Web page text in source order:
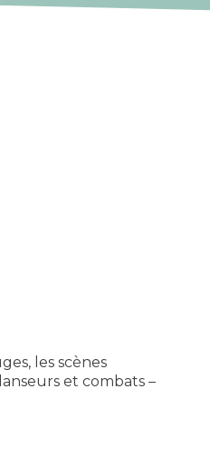
les scènes
et combats –